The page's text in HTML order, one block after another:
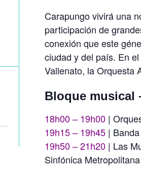
Carapungo vivirá una
participación de
conexión que este
ciudad y del país. En
Vallenato, la Orquesta
Bloque musical
18h00 – 19h00|
19h15 – 19h45| Banda
19h50 – 21h20| Las
Sinfónica